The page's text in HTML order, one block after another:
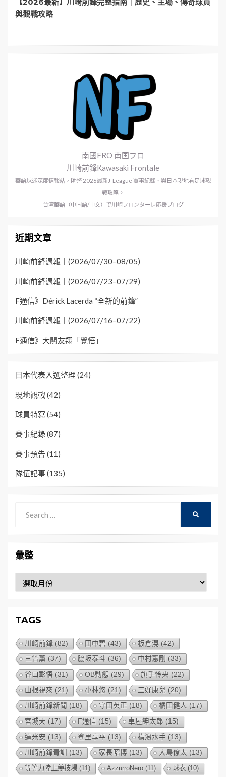
與觀戰攻略
南國FRO 南国フロ
川崎前鋒Kawasaki Frontale
華語球迷深度情報站，匯整 2026最新J-League 賽事紀錄、與日本現地看足球觀
戰攻略。
台湾華語（中国語/中文）で川崎フロンターレ応援ブログ
近期文章
川崎前鋒週報｜(2026/07/30–08/05)
川崎前鋒週報｜(2026/07/23–07/29)
F通信》Dérick Lacerda “全新的前鋒”
川崎前鋒週報｜(2026/07/16–07/22)
F通信》大關友翔「覺悟」
日本代表入選整理 (24)
現地觀戰(42)
球員特寫 (54)
賽事紀錄(87)
賽事預告(11)
隊伍記事(135)
for:
彙整
整
TAGS
川崎前鋒 (82) 田中碧 (43) 板倉滉 (42)
三笘薰 (37) 脇坂泰斗 (36) 中村憲剛 (33)
谷口彰悟 (31) OB動態 (29) 旗手怜央 (22)
山根視來 (21) 小林悠 (21) 三好康兒 (20)
川崎前鋒新聞 (18) 守田英正 (18) 橘田健人 (17)
宮城天 (17) F通信 (15) 車屋紳太郎 (15)
達米安 (13) 登里享平 (13) 橫濱水手 (13)
川崎前鋒青訓 (13) 家長昭博 (13) 大島僚太 (13)
等等力陸上競技場 (11) AzzurroNero (11) 球衣 (10)